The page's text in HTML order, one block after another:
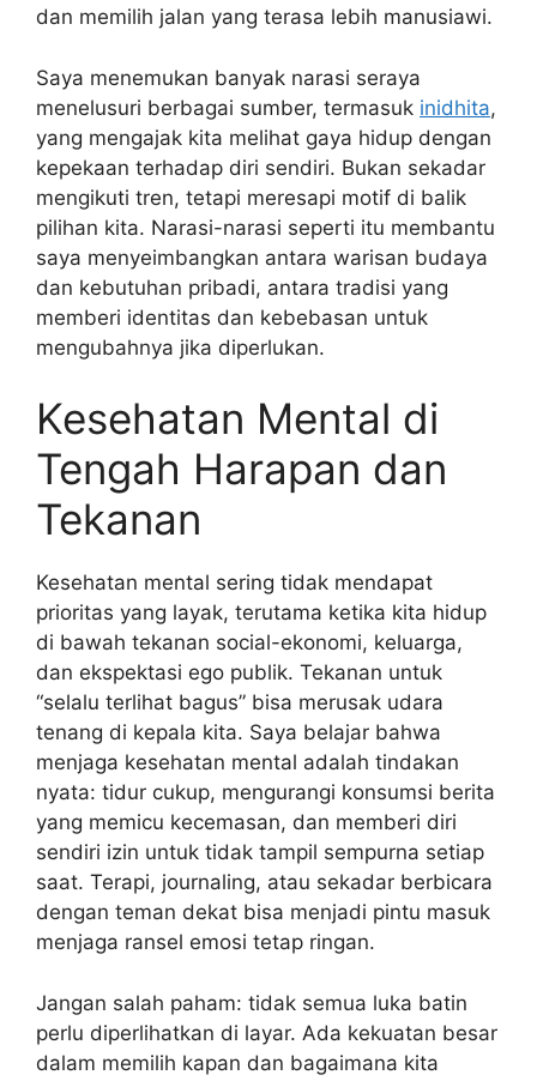
dan memilih jalan yang terasa lebih manusiawi.
Saya menemukan banyak narasi seraya
menelusuri berbagai sumber, termasuk inidhita,
yang mengajak kita melihat gaya hidup dengan
kepekaan terhadap diri sendiri. Bukan sekadar
mengikuti tren, tetapi meresapi motif di balik
pilihan kita. Narasi-narasi seperti itu membantu
saya menyeimbangkan antara warisan budaya
dan kebutuhan pribadi, antara tradisi yang
memberi identitas dan kebebasan untuk
mengubahnya jika diperlukan.
Kesehatan Mental di
Tengah Harapan dan
Tekanan
Kesehatan mental sering tidak mendapat
prioritas yang layak, terutama ketika kita hidup
di bawah tekanan social-ekonomi, keluarga,
dan ekspektasi ego publik. Tekanan untuk
“selalu terlihat bagus” bisa merusak udara
tenang di kepala kita. Saya belajar bahwa
menjaga kesehatan mental adalah tindakan
nyata: tidur cukup, mengurangi konsumsi berita
yang memicu kecemasan, dan memberi diri
sendiri izin untuk tidak tampil sempurna setiap
saat. Terapi, journaling, atau sekadar berbicara
dengan teman dekat bisa menjadi pintu masuk
menjaga ransel emosi tetap ringan.
Jangan salah paham: tidak semua luka batin
perlu diperlihatkan di layar. Ada kekuatan besar
dalam memilih kapan dan bagaimana kita